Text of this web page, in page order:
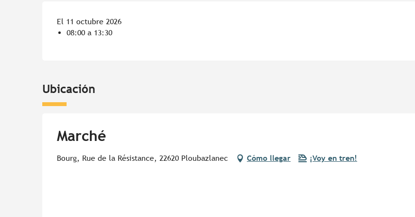
El 11 octubre 2026
08:00 a 13:30
Ubicación
Marché
Bourg, Rue de la Résistance, 22620 Ploubazlanec Cómo llegar ¡Voy en tren!